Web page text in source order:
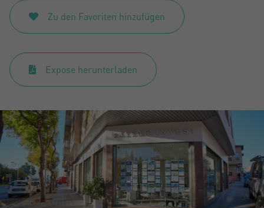
Zu den Favoriten hinzufügen
Expose herunterladen